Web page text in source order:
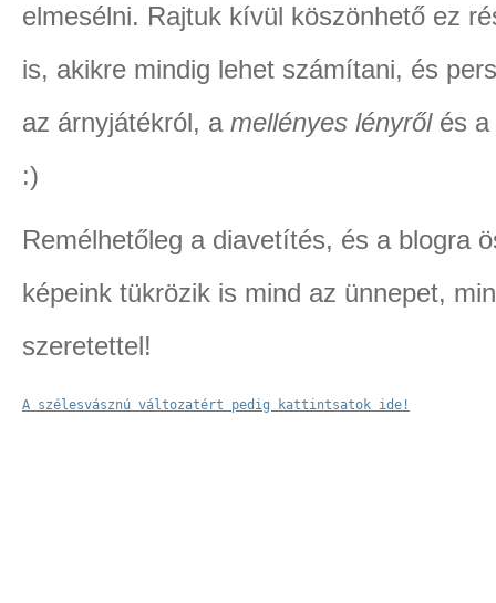
elmesélni. Rajtuk kívül köszönhető ez
is, akikre mindig lehet számítani, és
az árnyjátékról, a mellényes lényrőlés a
:)
Remélhetőleg a diavetítés, és a blogra
képeink tükrözik is mind az ünnepet,
szeretettel!
A szélesvásznú változatért pedig kattintsatok ide!